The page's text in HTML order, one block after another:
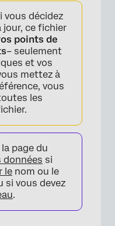
vous décidez
jour, ce fichier
points de
– seulement
et vos
mettez à
vous
les
page du
données si
le nom ou le
si vous devez
.